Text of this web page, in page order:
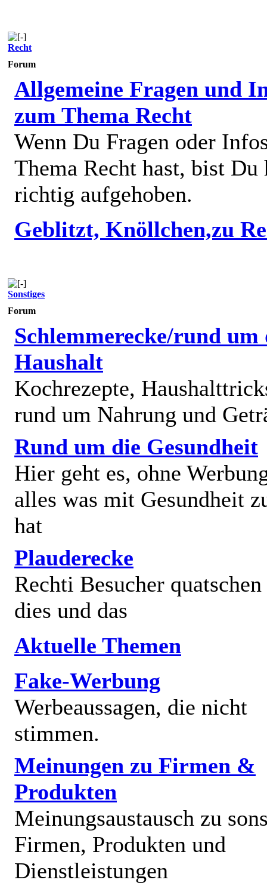
Recht
Forum
Allgemeine Fragen und
zum Thema Recht
Wenn Du Fragen oder
Thema Recht hast, bist Du
richtig aufgehoben.
Geblitzt, Knöllchen,zu
Sonstiges
Forum
Schlemmerecke/rund um
Haushalt
Kochrezepte,
rund um Nahrung und
Rund um die Gesundheit
Hier geht es, ohne
alles was mit Gesundheit
hat
Plauderecke
Rechti Besucher
dies und das
Aktuelle Themen
Fake-Werbung
Werbeaussagen, die nicht
stimmen.
Meinungen zu Firmen &
Produkten
Meinungsaustausch zu
Firmen, Produkten und
Dienstleistungen